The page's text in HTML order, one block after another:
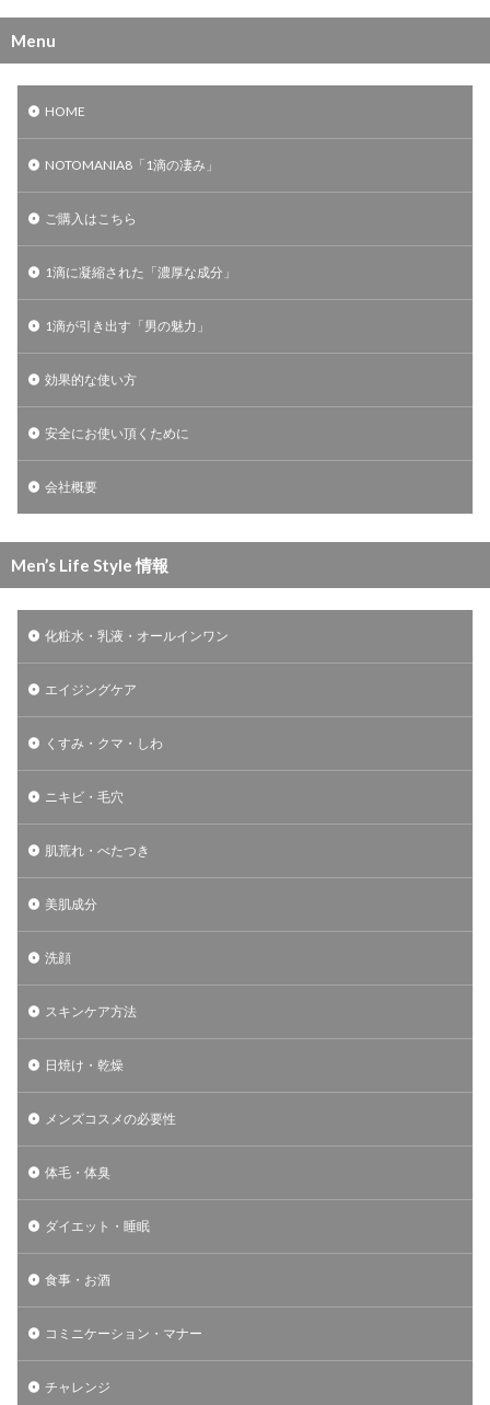
Menu
HOME
NOTOMANIA8「1滴の凄み」
ご購入はこちら
1滴に凝縮された「濃厚な成分」
1滴が引き出す「男の魅力」
効果的な使い方
安全にお使い頂くために
会社概要
Men’s Life Style 情報
化粧水・乳液・オールインワン
エイジングケア
くすみ・クマ・しわ
ニキビ・毛穴
肌荒れ・べたつき
美肌成分
洗顔
スキンケア方法
日焼け・乾燥
メンズコスメの必要性
体毛・体臭
ダイエット・睡眠
食事・お酒
コミニケーション・マナー
チャレンジ